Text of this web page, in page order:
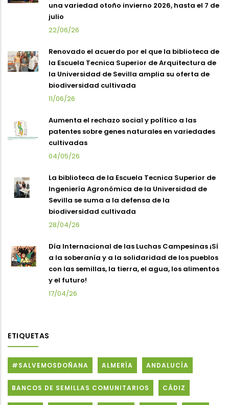
una variedad otoño invierno 2026, hasta el 7 de
julio
22/06/26
Renovado el acuerdo por el que la biblioteca de
la Escuela Tecnica Superior de Arquitectura de
la Universidad de Sevilla amplia su oferta de
biodiversidad cultivada
11/06/26
Aumenta el rechazo social y político a las
patentes sobre genes naturales en variedades
cultivadas
04/05/26
La biblioteca de la Escuela Tecnica Superior de
Ingeniería Agronómica de la Universidad de
Sevilla se suma a la defensa de la
biodiversidad cultivada
28/04/26
Día Internacional de las Luchas Campesinas ¡Sí
a la soberanía y a la solidaridad de los pueblos
con las semillas, la tierra, el agua, los alimentos
y el futuro!
17/04/26
ETIQUETAS
#SALVEMOSDOÑANA ALMERÍA ANDALUCÍA
BANCOS DE SEMILLAS COMUNITARIOS CÁDIZ